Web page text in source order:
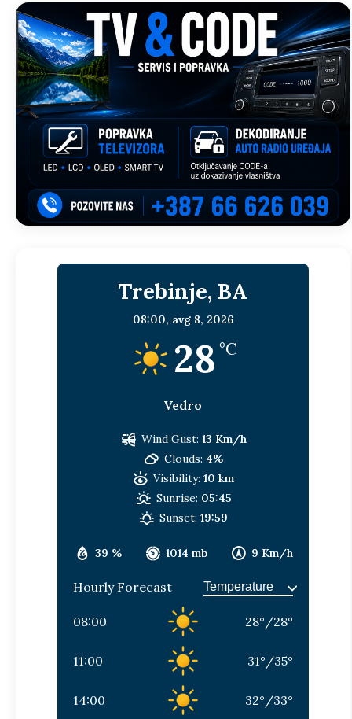
Trebinje, BA
08:00, avg 8, 2026
28 °C
Vedro
39 % 1014 mb 9 Km/h
Wind Gust: 13 Km/h
Clouds: 4%
Visibility: 10 km
Sunrise: 05:45
Sunset: 19:59
Hourly Forecast
08:00 28° /28°
11:00 31° /35°
14:00 32° /33°